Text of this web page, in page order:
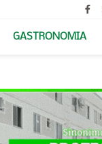
GASTRONOMIA